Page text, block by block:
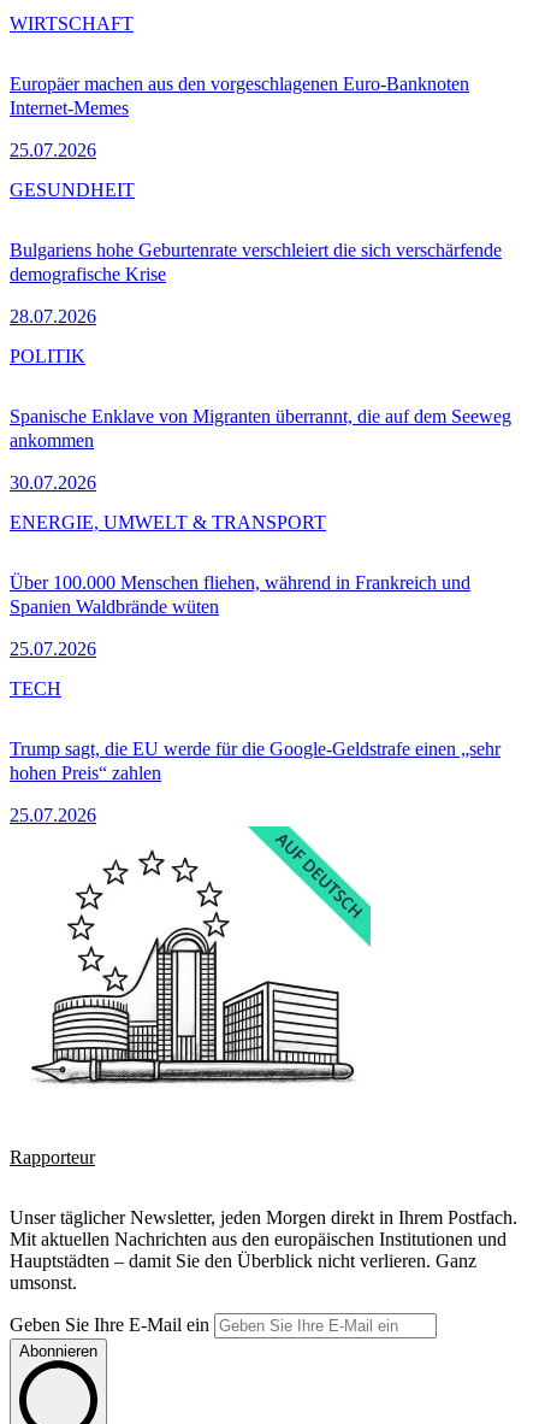
Europäer machen aus den vorgeschlagenen Euro-Banknoten
Internet-Memes
25.07.2026
WIRTSCHAFT
Bulgariens hohe Geburtenrate verschleiert die sich verschärfende
demografische Krise
28.07.2026
GESUNDHEIT
Spanische Enklave von Migranten überrannt, die auf dem Seeweg
ankommen
30.07.2026
POLITIK
Über 100.000 Menschen fliehen, während in Frankreich und
Spanien Waldbrände wüten
25.07.2026
ENERGIE, UMWELT & TRANSPORT
Trump sagt, die EU werde für die Google-Geldstrafe einen „sehr
hohen Preis“ zahlen
25.07.2026
TECH
Rapporteur
Unser täglicher Newsletter, jeden Morgen direkt in Ihrem Postfach.
Mit aktuellen Nachrichten aus den europäischen Institutionen und
Hauptstädten – damit Sie den Überblick nicht verlieren. Ganz
umsonst.
Geben Sie Ihre E-Mail ein
Abonnieren